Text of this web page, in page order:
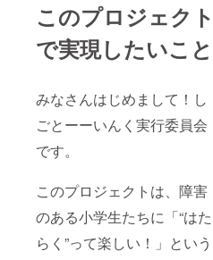
このプロジェクト
で実現したいこと
みなさんはじめまして！し
ごとーーいんく実行委員会
です。
このプロジェクトは、障害
のある小学生たちに「“はた
らく”って楽しい！」という